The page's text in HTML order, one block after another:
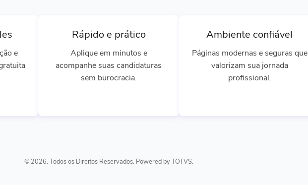
e
Rápido e prático
Aplique em minutos e
acompanhe suas candidaturas
sem burocracia.
Ambiente confiável
Páginas modernas e seguras que
valorizam sua jornada
profissional.
© 2026. Todos os Direitos Reservados. Powered by TOTVS.